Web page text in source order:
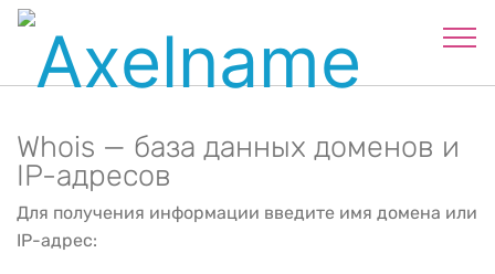
Whois — база данных доменов и
IP-адресов
Для получения информации введите имя домена или
IP-адрес: